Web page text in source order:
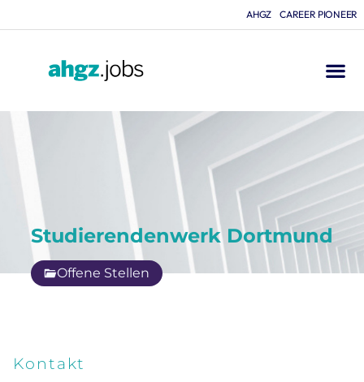
AHGZ CAREER PIONEER
Studierendenwerk Dortmund
Offene Stellen
Kontakt